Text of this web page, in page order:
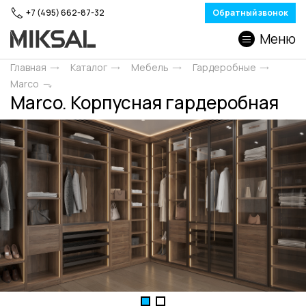
+7 (495) 662-87-32 Обратный звонок
Меню
Главная Каталог Мебель
Гардеробные
Marco
Marco. Корпусная гардеробная